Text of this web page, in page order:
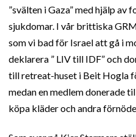
”svälten i Gaza” med hjälp av
sjukdomar. I vår brittiska
som vi bad för Israel att gå i
deklarera ” LIV till IDF” och
till retreat-huset i Beit Hogla
medan en medlem donerade
köpa kläder och andra